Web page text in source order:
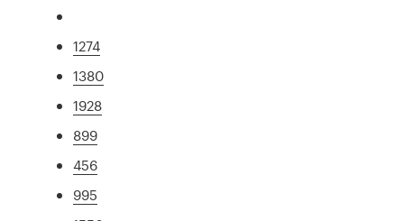
1274
1380
1928
899
456
995